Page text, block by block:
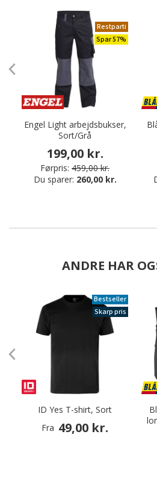
Restparti
Spar 57%
Engel Light arbejdsbukser,
Sort/Grå
199,00 kr.
Førpris: 459,00 kr.
Du sparer: 260,00 kr.
ANDRE HAR
Bestseller
Skarp pris
ID Yes T-shirt, Sort
Fra 49,00 kr.